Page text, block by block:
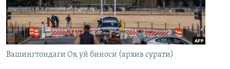
Вашингтондаги Оқ уй биноси (архив сурати)